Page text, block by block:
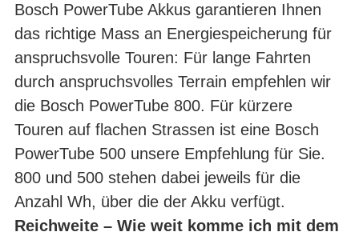
Bosch PowerTube Akkus garantieren Ihnen
das richtige Mass an Energiespeicherung für
anspruchsvolle Touren: Für lange Fahrten
durch anspruchsvolles Terrain empfehlen wir
die Bosch PowerTube 800. Für kürzere
Touren auf flachen Strassen ist eine Bosch
PowerTube 500 unsere Empfehlung für Sie.
800 und 500 stehen dabei jeweils für die
Anzahl Wh, über die der Akku verfügt.
Reichweite – Wie weit komme ich mit dem